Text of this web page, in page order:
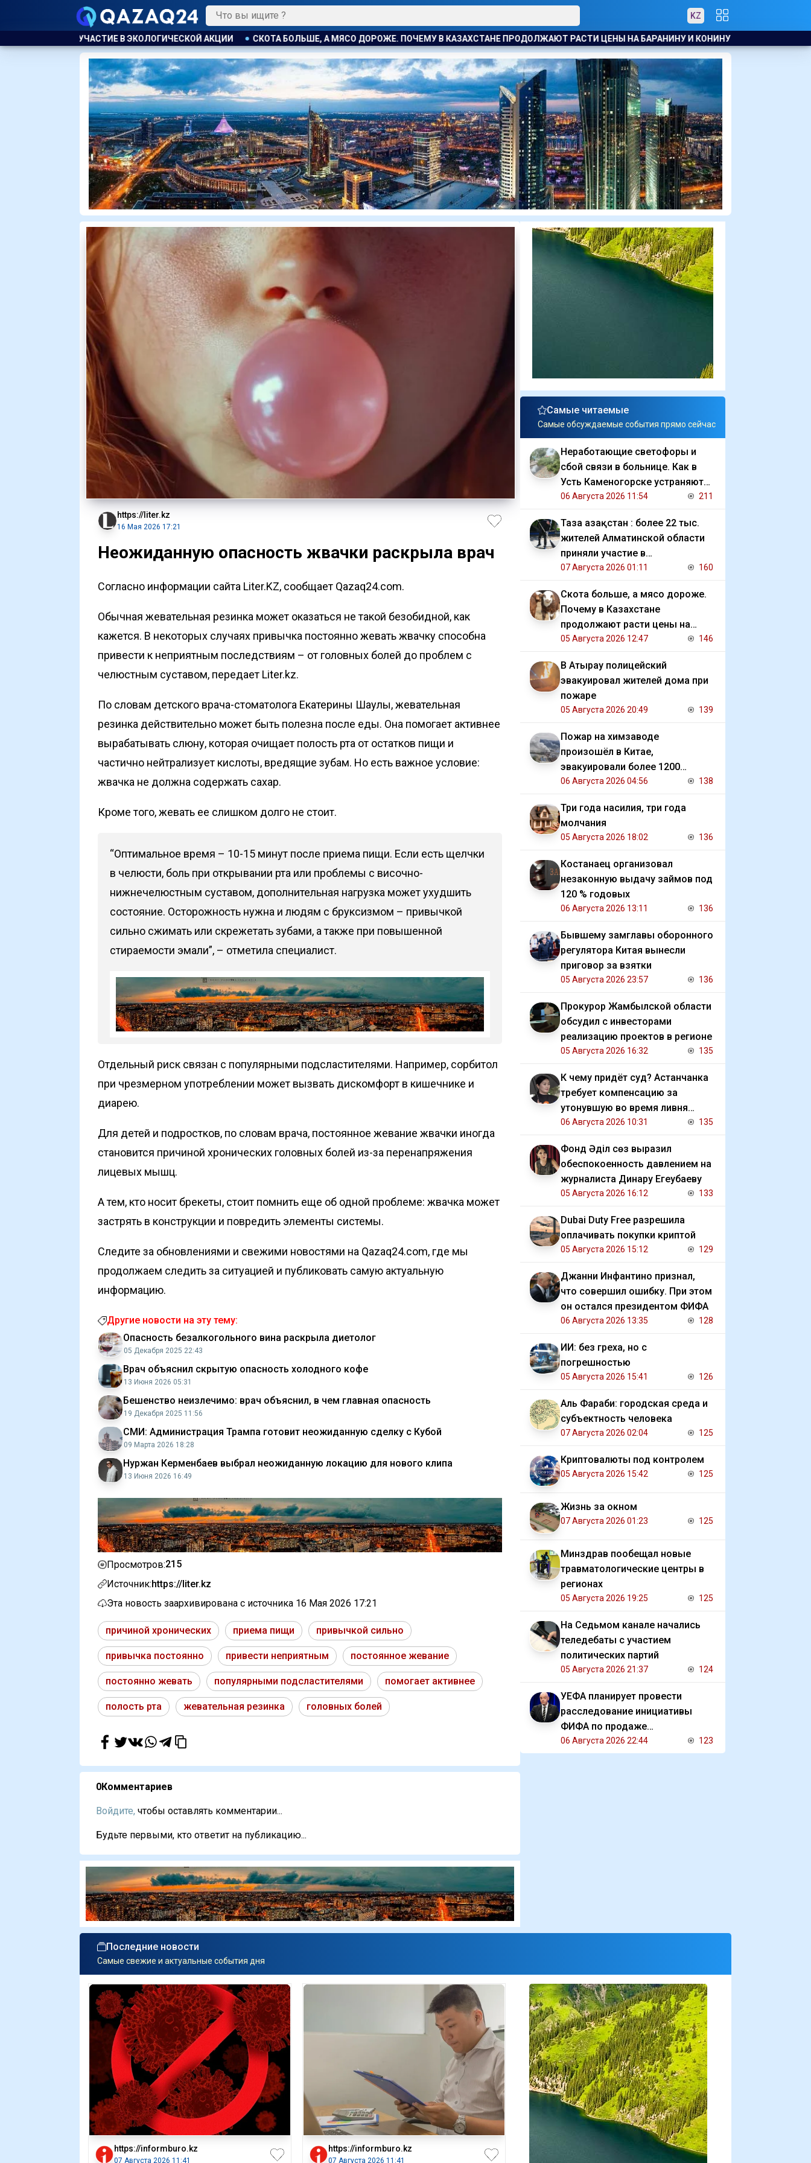
KZ
СКОТА БОЛЬШЕ, А МЯСО ДОРОЖЕ. ПОЧЕМУ В КАЗАХСТАНЕ ПРОДОЛЖАЮТ РАСТИ ЦЕНЫ НА БАРАНИНУ И КОНИНУ В АТЫРАУ ПОЛИЦЕЙСКИЙ ЭВАКУИРОВАЛ
https://liter.kz
16 Мая 2026 17:21
Неожиданную опасность жвачки раскрыла врач
Согласно информации сайта Liter.KZ, сообщает Qazaq24.com.
Обычная жевательная резинка может оказаться не такой безобидной, как
кажется. В некоторых случаях привычка постоянно жевать жвачку способна
привести к неприятным последствиям – от головных болей до проблем с
челюстным суставом, передает Liter.kz.
По словам детского врача-стоматолога Екатерины Шаулы, жевательная
резинка действительно может быть полезна после еды. Она помогает активнее
вырабатывать слюну, которая очищает полость рта от остатков пищи и
частично нейтрализует кислоты, вредящие зубам. Но есть важное условие:
жвачка не должна содержать сахар.
Кроме того, жевать ее слишком долго не стоит.
“Оптимальное время – 10-15 минут после приема пищи. Если есть щелчки
в челюсти, боль при открывании рта или проблемы с височно-
нижнечелюстным суставом, дополнительная нагрузка может ухудшить
состояние. Осторожность нужна и людям с бруксизмом – привычкой
сильно сжимать или скрежетать зубами, а также при повышенной
стираемости эмали”, – отметила специалист.
Отдельный риск связан с популярными подсластителями. Например, сорбитол
при чрезмерном употреблении может вызвать дискомфорт в кишечнике и
диарею.
Для детей и подростков, по словам врача, постоянное жевание жвачки иногда
становится причиной хронических головных болей из-за перенапряжения
лицевых мышц.
А тем, кто носит брекеты, стоит помнить еще об одной проблеме: жвачка может
застрять в конструкции и повредить элементы системы.
Следите за обновлениями и свежими новостями на Qazaq24.com, где мы
продолжаем следить за ситуацией и публиковать самую актуальную
информацию.
Другие новости на эту тему:
Опасность безалкогольного вина раскрыла диетолог
05 Декабря 2025 22:43
Врач объяснил скрытую опасность холодного кофе
13 Июня 2026 05:31
Бешенство неизлечимо: врач объяснил, в чем главная опасность
19 Декабря 2025 11:56
СМИ: Администрация Трампа готовит неожиданную сделку с Кубой
09 Марта 2026 18:28
Нуржан Керменбаев выбрал неожиданную локацию для нового клипа
13 Июня 2026 16:49
Просмотров:215
Источник:https://liter.kz
Эта новость заархивирована с источника 16 Мая 2026 17:21
причиной хронических приема пищи привычкой сильно
привычка постоянно привести неприятным постоянное жевание
постоянно жевать популярными подсластителями помогает активнее
полость рта жевательная резинка головных болей
0Комментариев
Войдите, чтобы оставлять комментарии...
Будьте первыми, кто ответит на публикацию...
Самые читаемые
Самые обсуждаемые события прямо сейчас
Неработающие светофоры и
сбой связи в больнице. Как в
Усть Каменогорске устраняют
последствия ливня
06 Августа 2026 11:54 211
Таза Қазақстан : более 22 тыс.
жителей Алматинской области
приняли участие в
экологической акции
07 Августа 2026 01:11 160
Скота больше, а мясо дороже.
Почему в Казахстане
продолжают расти цены на
баранину и конину
05 Августа 2026 12:47 146
В Атырау полицейский
эвакуировал жителей дома при
пожаре
05 Августа 2026 20:49 139
Пожар на химзаводе
произошёл в Китае,
эвакуировали более 1200
человек
06 Августа 2026 04:56 138
Три года насилия, три года
молчания
05 Августа 2026 18:02 136
Костанаец организовал
незаконную выдачу займов под
120 % годовых
06 Августа 2026 13:11 136
Бывшему замглавы оборонного
регулятора Китая вынесли
приговор за взятки
05 Августа 2026 23:57 136
Прокурор Жамбылской области
обсудил с инвесторами
реализацию проектов в регионе
05 Августа 2026 16:32 135
К чему придёт суд? Астанчанка
требует компенсацию за
утонувшую во время ливня
иномарку
06 Августа 2026 10:31 135
Фонд Әділ сөз выразил
обеспокоенность давлением на
журналиста Динару Егеубаеву
05 Августа 2026 16:12 133
Dubai Duty Free разрешила
оплачивать покупки криптой
05 Августа 2026 15:12 129
Джанни Инфантино признал,
что совершил ошибку. При этом
он остался президентом ФИФА
06 Августа 2026 13:35 128
ИИ: без греха, но с
погрешностью
05 Августа 2026 15:41 126
Аль Фараби: городская среда и
субъектность человека
07 Августа 2026 02:04 125
Криптовалюты под контролем
05 Августа 2026 15:42 125
Жизнь за окном
07 Августа 2026 01:23 125
Минздрав пообещал новые
травматологические центры в
регионах
05 Августа 2026 19:25 125
На Седьмом канале начались
теледебаты с участием
политических партий
05 Августа 2026 21:37 124
УЕФА планирует провести
расследование инициативы
ФИФА по продаже
коммерческих прав на ЧМ
06 Августа 2026 22:44 123
Последние новости
Самые свежие и актуальные события дня
https://informburo.kz
07 Августа 2026 11:41
https://informburo.kz
07 Августа 2026 11:41